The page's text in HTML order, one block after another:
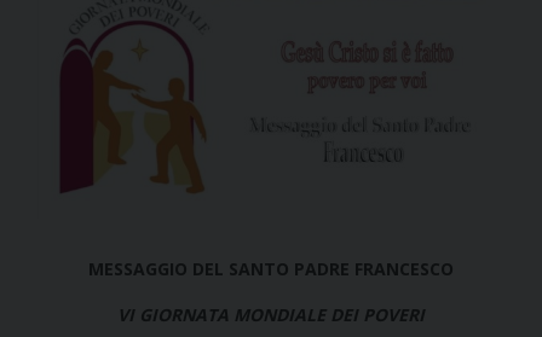
MESSAGGIO DEL SANTO PADRE FRANCESCO
VI GIORNATA MONDIALE DEI POVERI